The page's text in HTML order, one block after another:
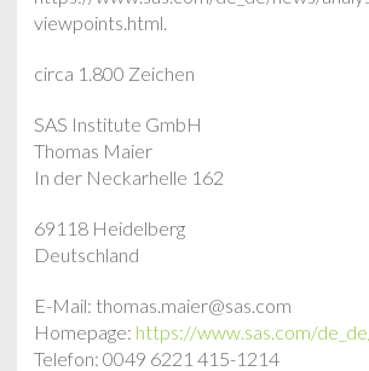
viewpoints.html.
circa 1.800 Zeichen
SAS Institute GmbH
Thomas Maier
In der Neckarhelle 162
69118 Heidelberg
Deutschland
E-Mail: thomas.maier@sas.com
Homepage: https://www.sas.com/
Telefon: 0049 6221 415-1214